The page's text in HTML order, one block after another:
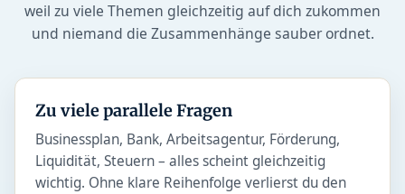
weil zu viele Themen gleichzeitig auf dich zukommen
und niemand die Zusammenhänge sauber ordnet.
Zu viele parallele Fragen
Businessplan, Bank, Arbeitsagentur, Förderung,
Liquidität, Steuern – alles scheint gleichzeitig
wichtig. Ohne klare Reihenfolge verlierst du den